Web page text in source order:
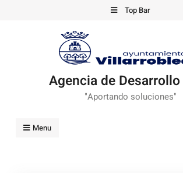
Top Bar
Agencia de
"Aportando soluciones"
Menu